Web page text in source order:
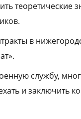
теоретические
в
службу,
и заключить